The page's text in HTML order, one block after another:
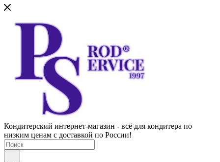
Кондитерский интернет-магазин - всё для кондитера по
низким ценам с доставкой по России!